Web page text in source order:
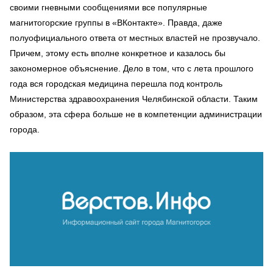
своими гневными сообщениями все популярные
магнитогорские группы в «ВКонтакте». Правда, даже
полуофициального ответа от местных властей не прозвучало.
Причем, этому есть вполне конкретное и казалось бы
закономерное объяснение. Дело в том, что с лета прошлого
года вся городская медицина перешла под контроль
Министерства здравоохранения Челябинской области. Таким
образом, эта сфера больше не в компетенции администрации
города.